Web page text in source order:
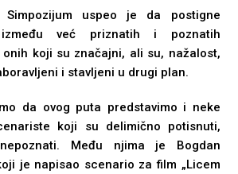
Simpozijum uspeo je da postigne
između već priznatih i poznatih
koji su značajni, ali su, nažalost,
i stavljeni u drugi plan.
da ovog puta predstavimo i neke
koji su delimično potisnuti,
Među njima je Bogdan
je napisao scenario za film „Licem